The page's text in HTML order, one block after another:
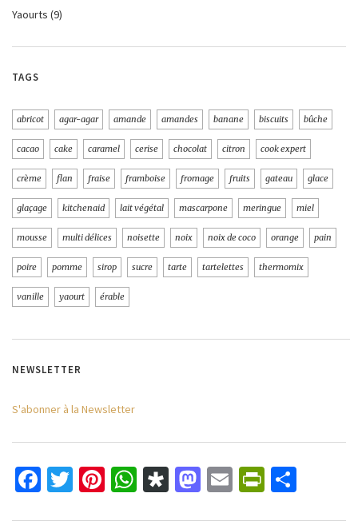
Yaourts (9)
TAGS
abricot agar-agar amande amandes banane biscuits bûche
cacao cake caramel cerise chocolat citron cook expert
crème flan fraise framboise fromage fruits gateau glace
glaçage kitchenaid lait végétal mascarpone meringue miel
mousse multi délices noisette noix noix de coco orange pain
poire pomme sirop sucre tarte tartelettes thermomix
vanille yaourt érable
NEWSLETTER
S'abonner à la Newsletter
Facebook
Twitter
Pinterest
WhatsApp
Diaspora
Mastodon
Email